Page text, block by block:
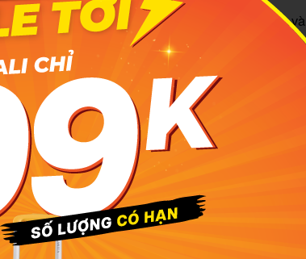
hàng dừa xanh, ngắm kênh rạch uốn lượn và
hấp, xôi chiên hay gỏi ngó sen. Cuối tuần, khu
dẫn.
đậm chất miệt vườn Tây?